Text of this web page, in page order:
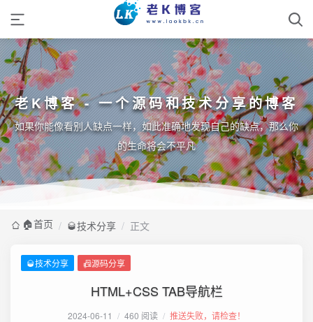
老K博客 - 一个源码和技术分享的博客
如果你能像看别人缺点一样，如此准确地发现自己的缺点，那么你
的生命将会不平凡
🏠️首页 / 🥃技术分享 / 正文
🥃技术分享 📠源码分享
HTML+CSS TAB导航栏
2024-06-11 / 460 阅读 / 推送失败，请检查！